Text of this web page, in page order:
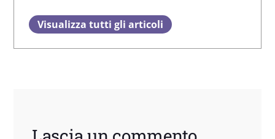
Visualizza tutti gli articoli